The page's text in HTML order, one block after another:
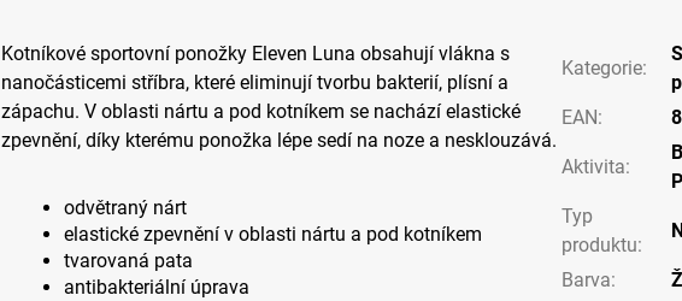
Kotníkové sportovní ponožky Eleven Luna obsahují vlákna s
nanočásticemi stříbra, které eliminují tvorbu bakterií, plísní a
zápachu. V oblasti nártu a pod kotníkem se nachází elastické
zpevnění, díky kterému ponožka lépe sedí na noze a nesklouzává.
odvětraný nárt
elastické zpevnění v oblasti nártu a pod kotníkem
tvarovaná pata
antibakteriální úprava
Kategorie:
EAN:
Aktivita:
Typ
produktu:
Barva: